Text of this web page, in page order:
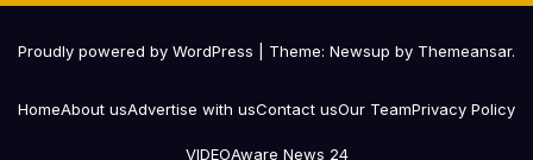
Proudly powered by WordPress Theme: Newsup by Themeansar.
HomeAbout usAdvertise with usContact usOur TeamPrivacy Policy
VIDEOAware News 24